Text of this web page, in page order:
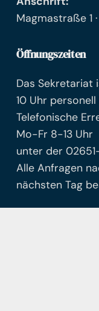
Magmastraße 1
Öffnungszeiten
Das
10 Uhr
Telefonische
Mo-Fr 8-13 Uhr
unter der
Alle Anfragen
nächsten Tag